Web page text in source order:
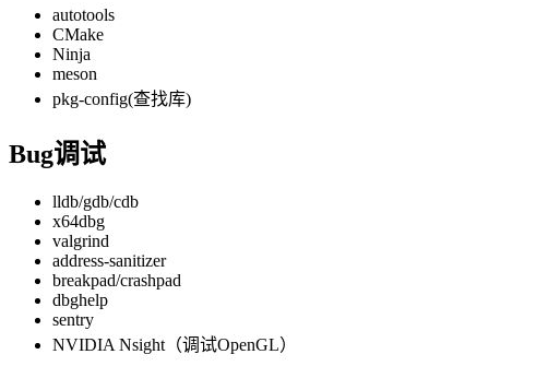
autotools
CMake
Ninja
meson
pkg-config(查找库)
Bug调试
lldb/gdb/cdb
x64dbg
valgrind
address-sanitizer
breakpad/crashpad
dbghelp
sentry
NVIDIA Nsight（调试OpenGL）